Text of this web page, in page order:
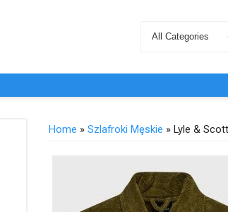
Search
Home » Szlafroki Męskie » Lyle &